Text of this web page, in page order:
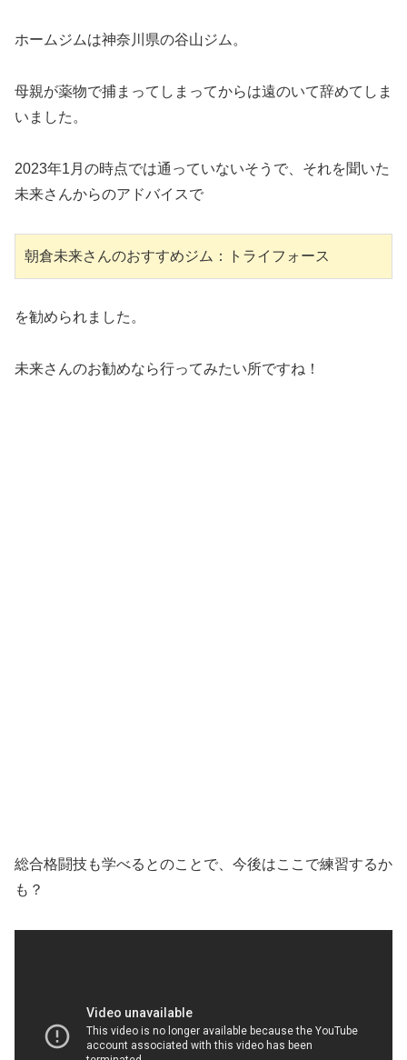
ホームジムは神奈川県の谷山ジム。
母親が薬物で捕まってしまってからは遠のいて辞めてしま
いました。
2023年1月の時点では通っていないそうで、それを聞いた
未来さんからのアドバイスで
朝倉未来さんのおすすめジム：トライフォース
を勧められました。
未来さんのお勧めなら行ってみたい所ですね！
総合格闘技も学べるとのことで、今後はここで練習するか
も？